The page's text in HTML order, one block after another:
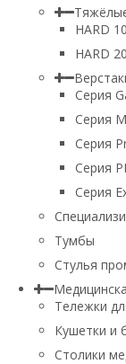
HARD
HARD
Серия
Серия
Серия
Серия
Серия
Тумбы
Стулья
Тележки
Кушетки и
Столики